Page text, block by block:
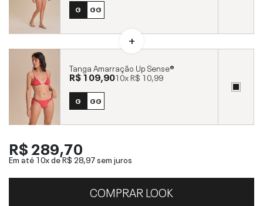
G GG
Tanga Amarração Up Sense®
R$ 109,9010xR$ 10,99
G GG
R$ 289,70
Em até 10x deR$ 28,97sem juros
COMPRAR LOOK